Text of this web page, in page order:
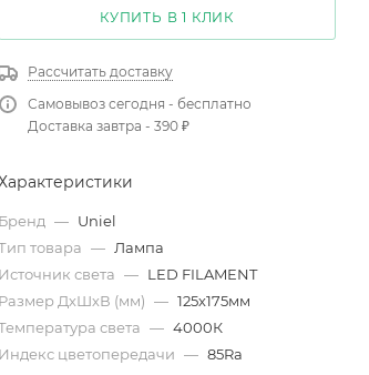
КУПИТЬ В 1 КЛИК
Рассчитать доставку
Самовывоз сегодня - бесплатно
Доставка завтра - 390 ₽
Бренд — Uniel
товара — Лампа
Источник света — LED FILAMENT
Размер ДхШхВ (мм) — 125х175мм
света — 4000К
Индекс цветопередачи — 85Ra